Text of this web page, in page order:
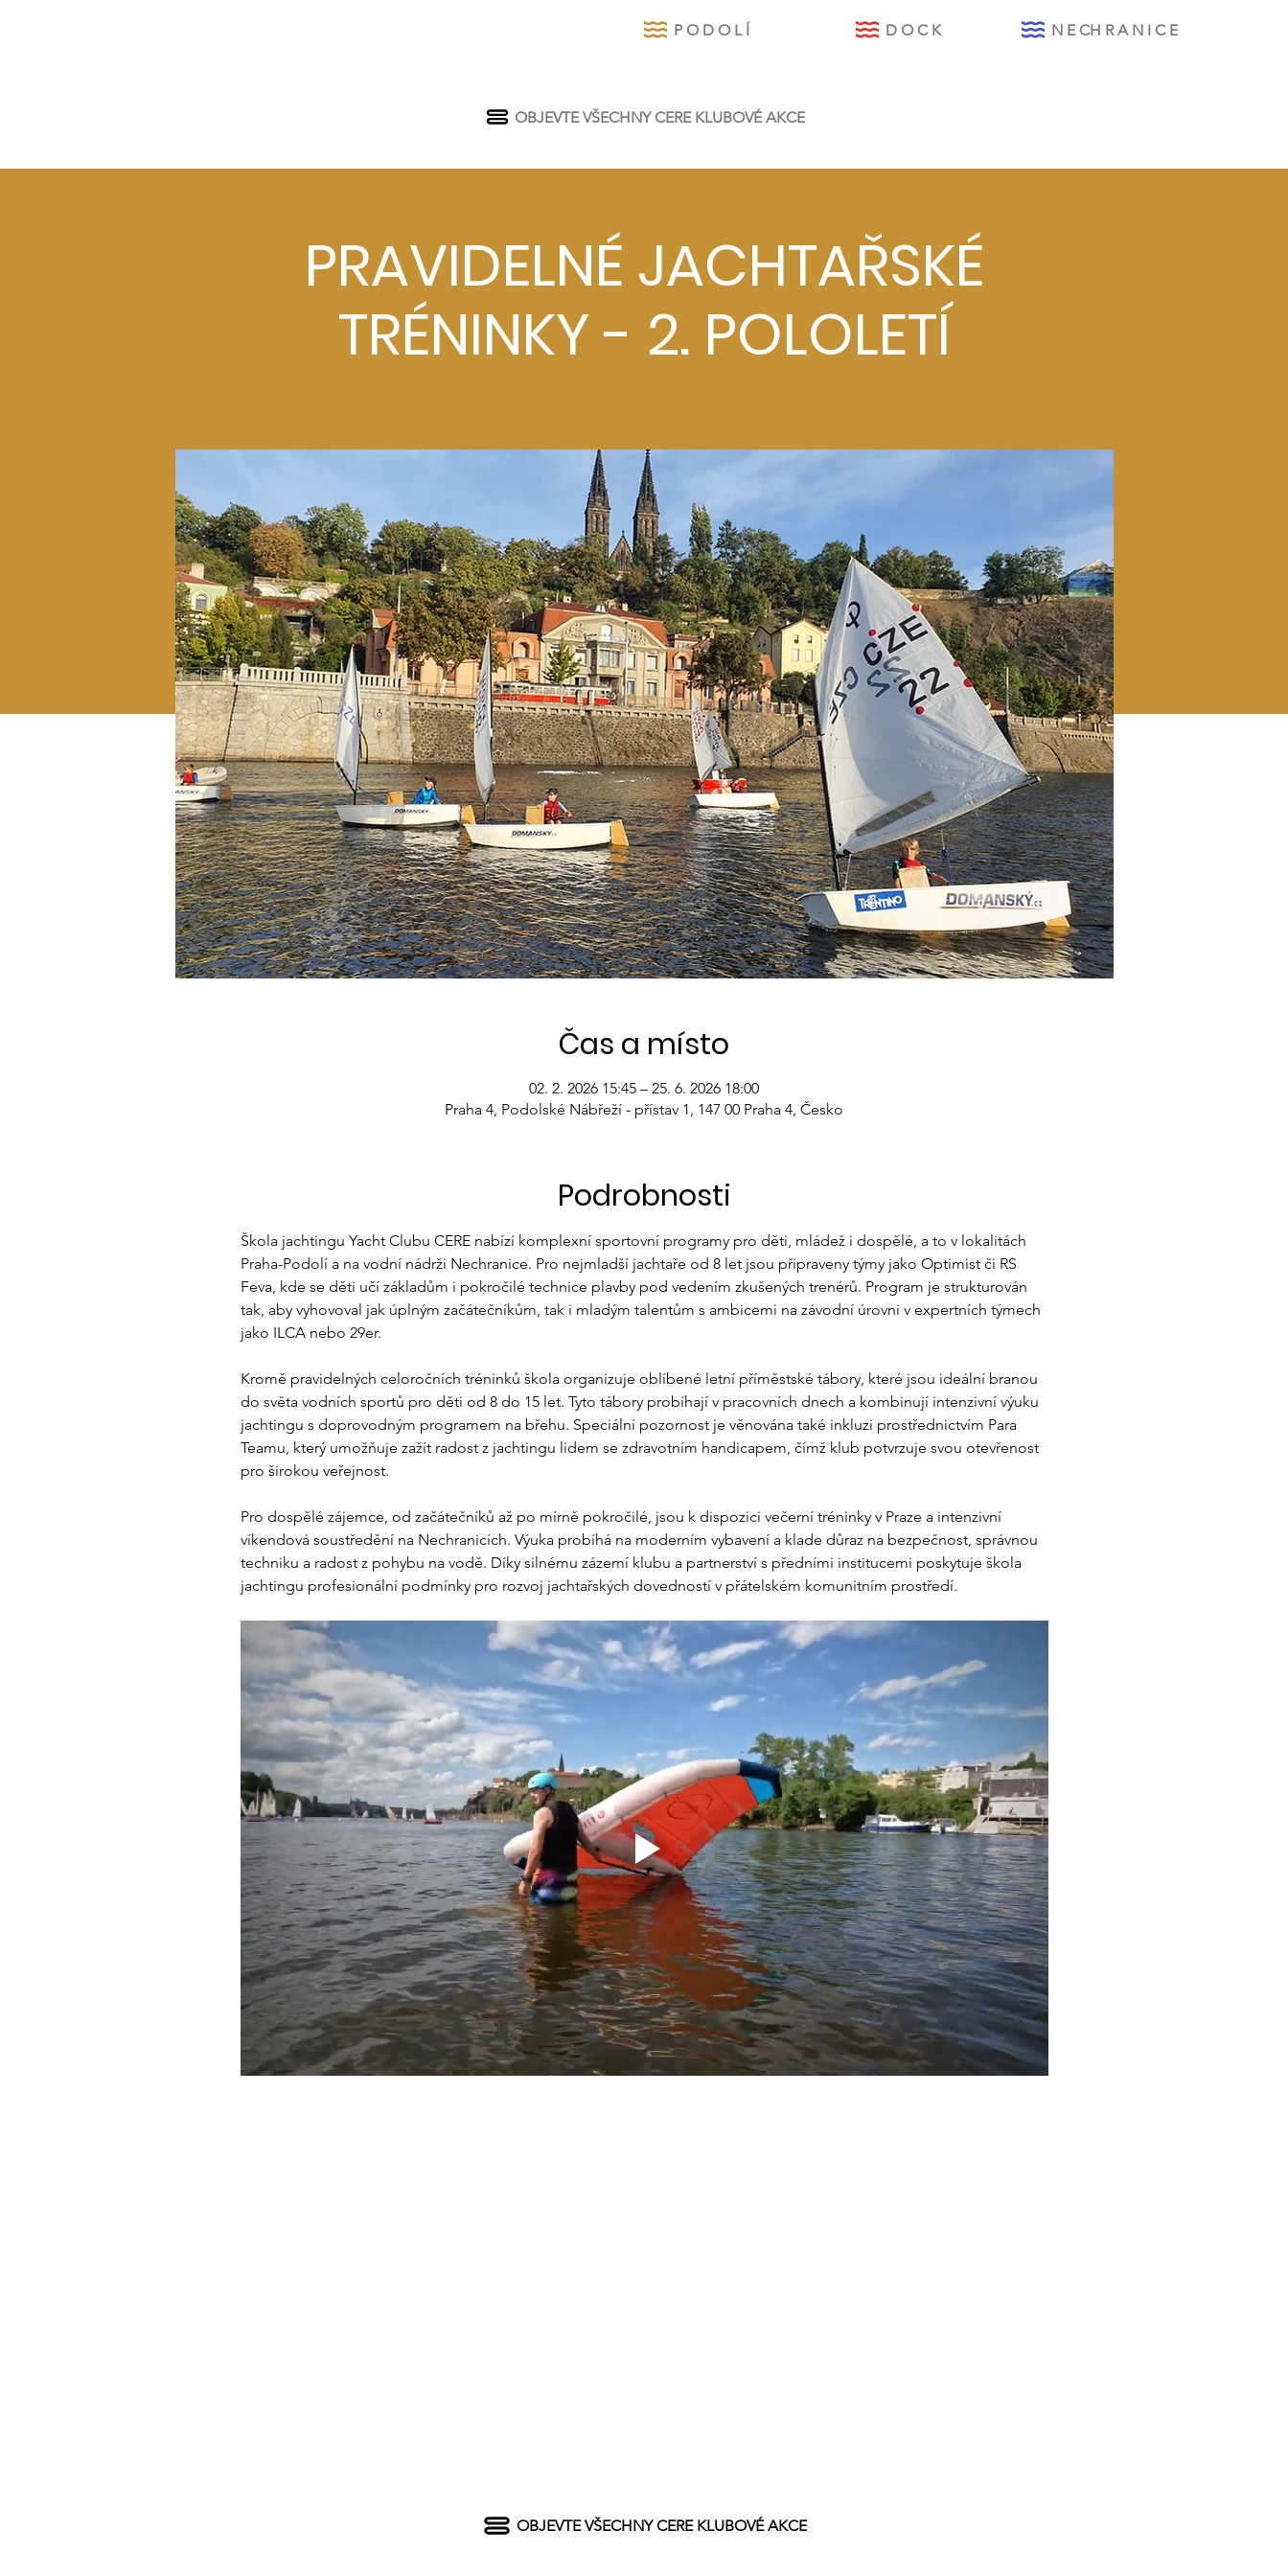
P O D O L Í D O C K N E CH R A N I C E
OBJEVTE VŠECHNY CERE KLUBOVÉ AKCE
PRAVIDELNÉ JACHTAŘSKÉ
TRÉNINKY - 2. POLOLETÍ
Čas a místo
02. 2. 2026 15:45 – 25. 6. 2026 18:00
Praha 4, Podolské Nábřeží - přístav 1, 147 00 Praha 4, Česko
Podrobnosti
Škola jachtingu Yacht Clubu CERE nabízí komplexní sportovní programy pro děti, mládež i dospělé, a to v lokalitách
Praha-Podolí a na vodní nádrži Nechranice. Pro nejmladší jachtaře od 8 let jsou připraveny týmy jako Optimist či RS
Feva, kde se děti učí základům i pokročilé technice plavby pod vedením zkušených trenérů. Program je strukturován
tak, aby vyhovoval jak úplným začátečníkům, tak i mladým talentům s ambicemi na závodní úrovni v expertních týmech
jako ILCA nebo 29er.
Kromě pravidelných celoročních tréninků škola organizuje oblíbené letní příměstské tábory, které jsou ideální branou
do světa vodních sportů pro děti od 8 do 15 let. Tyto tábory probíhají v pracovních dnech a kombinují intenzivní výuku
jachtingu s doprovodným programem na břehu. Speciální pozornost je věnována také inkluzi prostřednictvím Para
Teamu, který umožňuje zažít radost z jachtingu lidem se zdravotním handicapem, čímž klub potvrzuje svou otevřenost
pro širokou veřejnost.
Pro dospělé zájemce, od začátečníků až po mírně pokročilé, jsou k dispozici večerní tréninky v Praze a intenzivní
víkendová soustředění na Nechranicích. Výuka probíhá na moderním vybavení a klade důraz na bezpečnost, správnou
techniku a radost z pohybu na vodě. Díky silnému zázemí klubu a partnerství s předními institucemi poskytuje škola
jachtingu profesionální podmínky pro rozvoj jachtařských dovedností v přátelském komunitním prostředí.
OBJEVTE VŠECHNY CERE KLUBOVÉ AKCE